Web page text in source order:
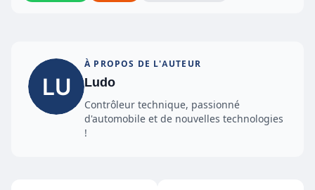
À PROPOS DE L'AUTEUR
Ludo
Contrôleur technique, passionné
d'automobile et de nouvelles technologies
!